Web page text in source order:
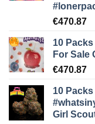
€470.87
10
For Sale
€470.87
10 Packs
Girl